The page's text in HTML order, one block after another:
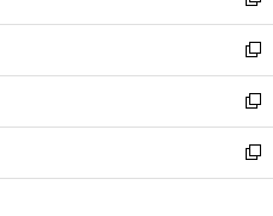
開
く
ウ
で
開
く
ン
ド
ウ
で
開
く
ウ
ィ
ン
ド
ウ
で
開
し
い
ウ
ィ
ン
ド
ウ
新
し
い
ウ
ィ
ン
新
し
い
ウ
新
し